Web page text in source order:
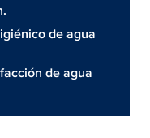
de agua
de agua